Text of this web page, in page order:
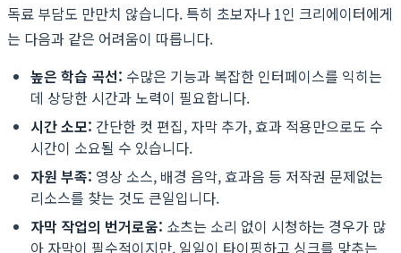
독료 부담도 만만치 않습니다. 특히 초보자나 1인 크리에이터에게
는 다음과 같은 어려움이 따릅니다.
높은 학습 곡선: 수많은 기능과 복잡한 인터페이스를 익히는
데 상당한 시간과 노력이 필요합니다.
시간 소모: 간단한 컷 편집, 자막 추가, 효과 적용만으로도 수
시간이 소요될 수 있습니다.
자원 부족: 영상 소스, 배경 음악, 효과음 등 저작권 문제없는
리소스를 찾는 것도 큰일입니다.
자막 작업의 번거로움: 쇼츠는 소리 없이 시청하는 경우가 많
아 자막이 필수적이지만, 일일이 타이핑하고 싱크를 맞추는